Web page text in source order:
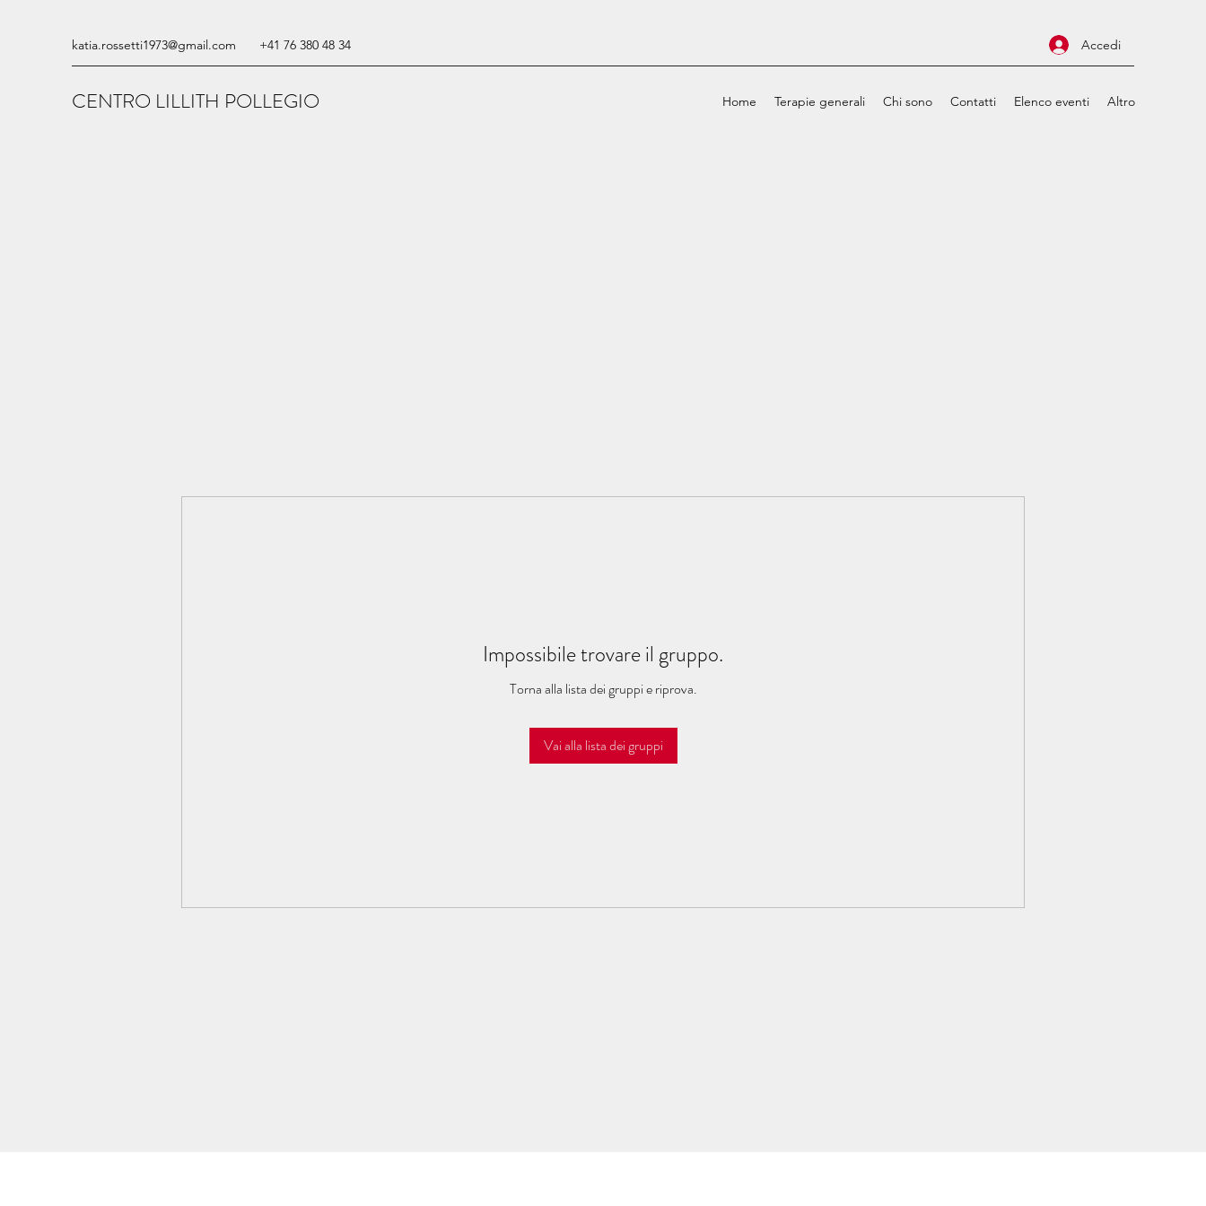
katia.rossetti1973@gmail.com +41 76 380 48 34 Accedi
CENTRO LILLITH POLLEGIO Home Terapie generali Chi sono Contatti Elenco eventi Altro
Impossibile trovare il gruppo.
Torna alla lista dei gruppi e riprova.
Vai alla lista dei gruppi